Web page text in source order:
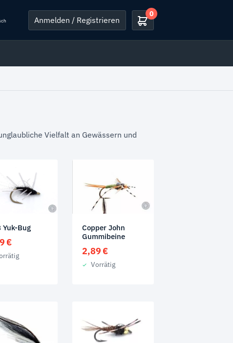
Anmelden / Registrieren
0
Vielfalt an Gewässern und
Yuk-Bug
€
Copper John
Gummibeine
2,89 €
Vorrätig